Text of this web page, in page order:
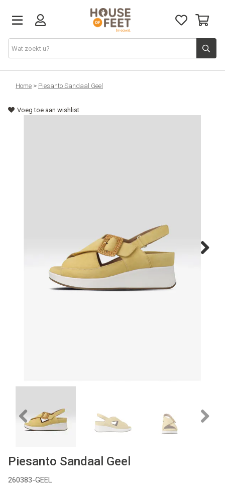
Home
Nieuw
Gratis verzenden vanaf €150
Home > Piesanto Sandaal Geel
Voeg toe aan wishlist
Previous
Piesanto Sandaal Geel
260383-GEEL